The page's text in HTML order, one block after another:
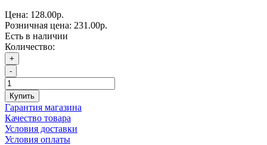
Цена: 128.00р.
Розничная цена: 231.00р.
Есть в наличии
Количество:
+
-
Купить
Гарантия магазина
Качество товара
Условия доставки
Условия оплаты